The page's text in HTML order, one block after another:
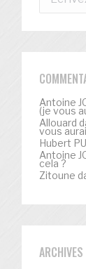
Antoine
(je vous
Allouard
vous
Hubert
Antoine
cela ?
Zitoune
ARCHIVES